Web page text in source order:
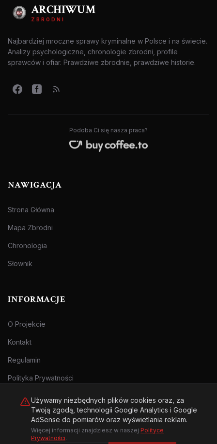
ARCHIWUM
ZBRODNI
Najbardziej mroczne sprawy kryminalne w Polsce i na świecie.
Analizy psychologiczne, chronologie zbrodni, profile
sprawców i ofiar. Prawdziwe zbrodnie, prawdziwe historie.
Podoba Ci się nasza praca?
NAWIGACJA
Strona Główna
Mapa Zbrodni
Chronologia
Słownik
INFORMACJE
O Projekcie
Kontakt
Regulamin
Polityka Prywatności
© 2026 Archiwum Zbrodni - zly.com.pl. Wszelkie prawa zastrzeżone.
Treści przeznaczone dla osób pełnoletnich.
Używamy niezbędnych plików cookies oraz, za
Twoją zgodą, technologii Google Analytics i Google
AdSense do pomiarów oraz wyświetlania reklam.
Więcej informacji znajdziesz w naszej Polityce
Prywatności.